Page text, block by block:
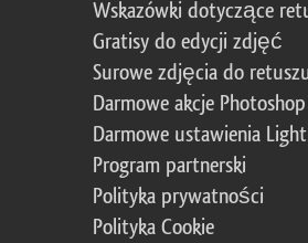
Wskazówki dotyczące
Gratisy do edycji zdjęć
Surowe zdjęcia do
Darmowe akcje Photoshop
Darmowe ustawienia
Program partnerski
Polityka prywatności
Polityka Cookie